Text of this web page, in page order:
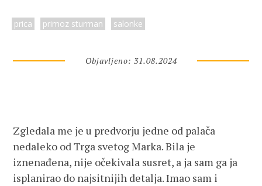
prica primoz sturman salonke
Objavljeno: 31.08.2024
Zgledala me je u predvorju jedne od palača
nedaleko od Trga svetog Marka. Bila je
iznenađena, nije očekivala susret, a ja sam ga ja
isplanirao do najsitnijih detalja. Imao sam i